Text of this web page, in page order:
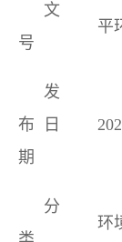
文
号
平
发
布日
期
分
环